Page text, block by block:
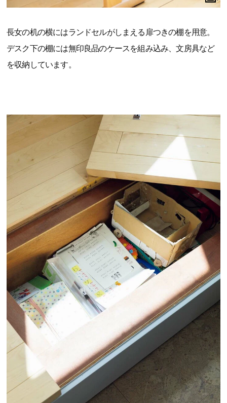
長女の机の横にはランドセルがしまえる扉つきの棚を用意。
デスク下の棚には無印良品のケースを組み込み、文房具など
を収納しています。